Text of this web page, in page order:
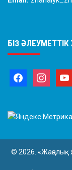
БІЗ
© 2026. «Жаңалық